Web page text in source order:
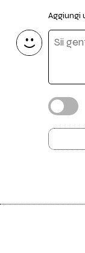
Aggiungi